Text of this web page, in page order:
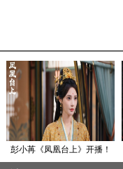
彭小苒《凤凰台上》开播！
侠女凌苍苍执剑护民，开启